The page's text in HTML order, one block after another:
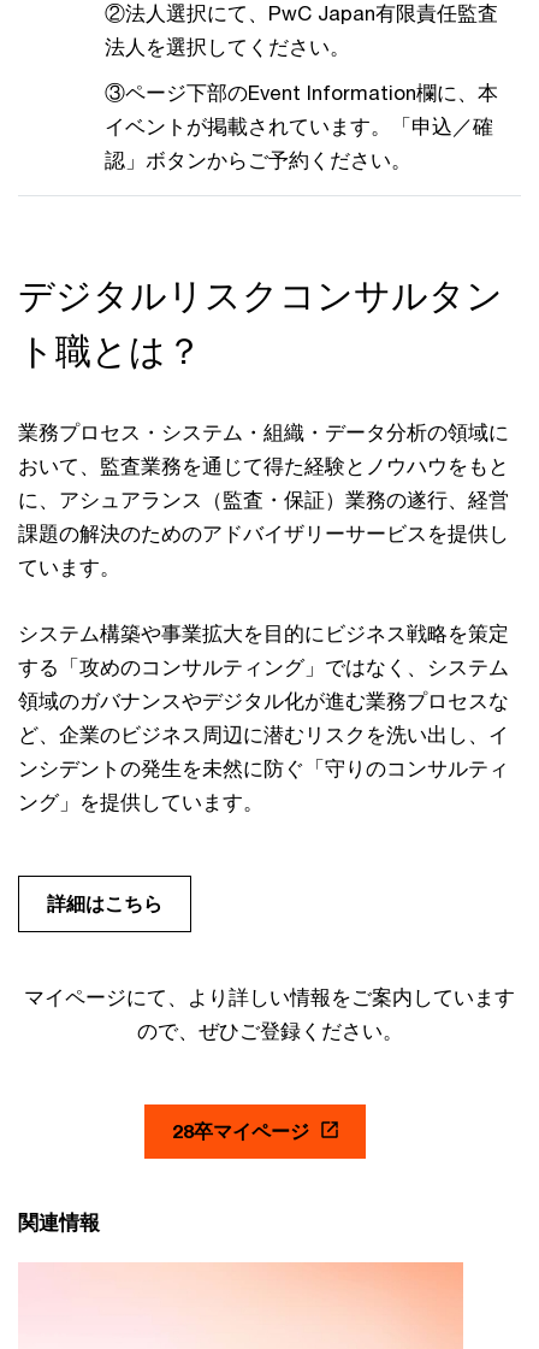
②法人選択にて、PwC Japan有限責任監査
法人を選択してください。
③ページ下部のEvent Information欄に、本
イベントが掲載されています。「申込／確
認」ボタンからご予約ください。
デジタルリスクコンサルタン
ト職とは？
業務プロセス・システム・組織・データ分析の領域に
おいて、監査業務を通じて得た経験とノウハウをもと
に、アシュアランス（監査・保証）業務の遂行、経営
課題の解決のためのアドバイザリーサービスを提供し
ています。
システム構築や事業拡大を目的にビジネス戦略を策定
する「攻めのコンサルティング」ではなく、システム
領域のガバナンスやデジタル化が進む業務プロセスな
ど、企業のビジネス周辺に潜むリスクを洗い出し、イ
ンシデントの発生を未然に防ぐ「守りのコンサルティ
ング」を提供しています。
詳細はこちら
マイページにて、より詳しい情報をご案内しています
ので、ぜひご登録ください。
28卒マイページ
関連情報